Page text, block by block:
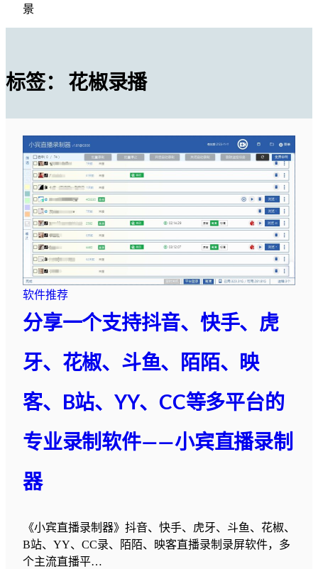
景
标签： 花椒录播
软件推荐
分享一个支持抖音、快手、虎
牙、花椒、斗鱼、陌陌、映
客、B站、YY、CC等多平台的
专业录制软件——小宾直播录制
器
《小宾直播录制器》抖音、快手、虎牙、斗鱼、花椒、
B站、YY、CC录、陌陌、映客直播录制录屏软件，多
个主流直播平…